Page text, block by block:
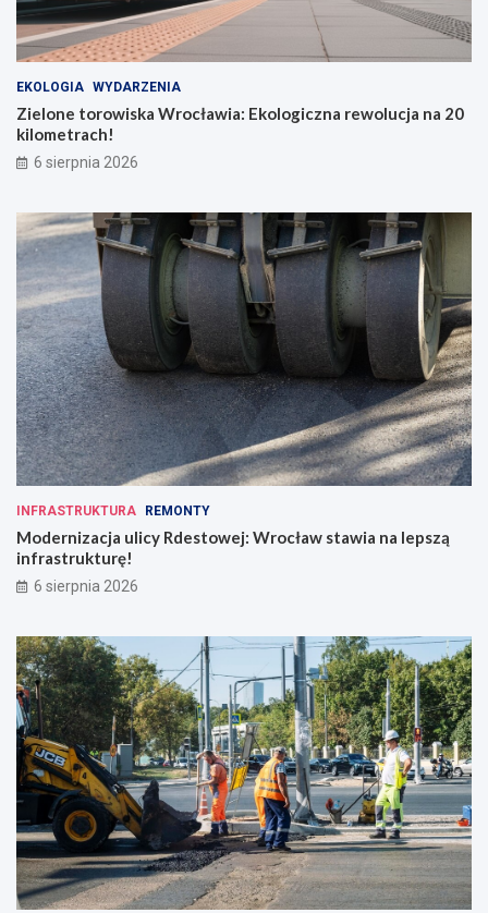
EKOLOGIA WYDARZENIA
Zielone torowiska Wrocławia: Ekologiczna rewolucja na 20
kilometrach!
6 sierpnia 2026
INFRASTRUKTURA REMONTY
Modernizacja ulicy Rdestowej: Wrocław stawia na lepszą
infrastrukturę!
6 sierpnia 2026